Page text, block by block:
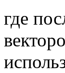
где